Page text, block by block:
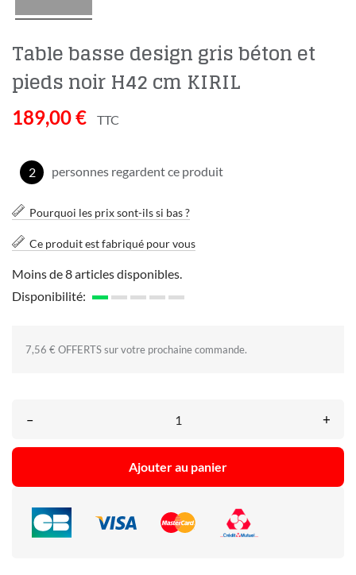
Table basse design gris béton et
pieds noir H42 cm KIRIL
189,00 € TTC
2 personnes regardent ce produit
Pourquoi les prix sont-ils si bas ?
Ce produit est fabriqué pour vous
Moins de 8 articles disponibles.
Disponibilité:
7,56 € OFFERTS sur votre prochaine commande.
– +
Ajouter au panier